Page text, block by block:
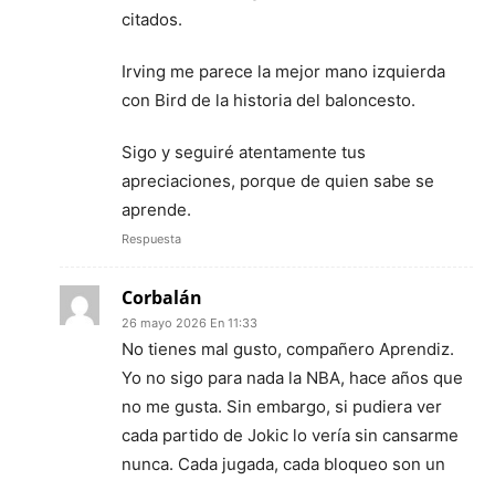
citados.
Irving me parece la mejor mano izquierda
con Bird de la historia del baloncesto.
Sigo y seguiré atentamente tus
apreciaciones, porque de quien sabe se
aprende.
Respuesta
Corbalán
26 mayo 2026 En 11:33
No tienes mal gusto, compañero Aprendiz.
Yo no sigo para nada la NBA, hace años que
no me gusta. Sin embargo, si pudiera ver
cada partido de Jokic lo vería sin cansarme
nunca. Cada jugada, cada bloqueo son un